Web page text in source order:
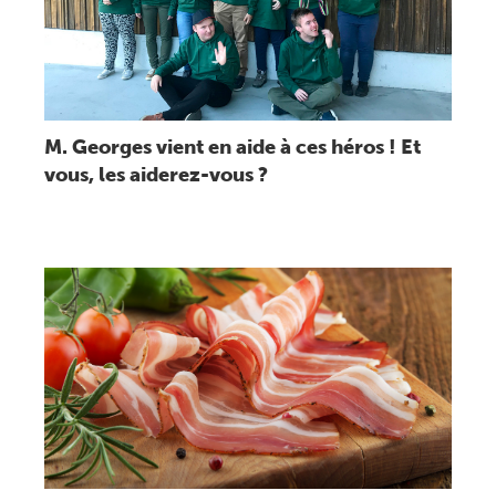
M. Georges vient en aide à ces héros ! Et
vous, les aiderez-vous ?
Lire message